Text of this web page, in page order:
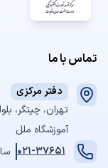
تماس با ما
دفتر مرکزی
تهران، چیتگر،
آموزشگاه ملل
021-37651